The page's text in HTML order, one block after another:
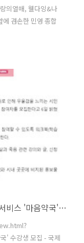
열매, 웰다잉&나
겸손한 민영 종합
[2021. 9. 6 국제뉴스]김해시, 심리방역서비스 '마음약국' 수강생 모집
' 수강생 모집 - 국제